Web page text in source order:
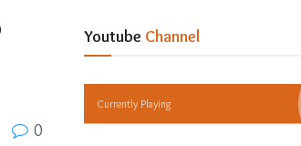
0
Youtube Channel
Currently Playing